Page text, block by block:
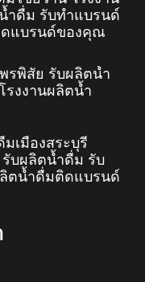
ำดื่ม รับทำแบรนด์
แบรนด์ของคุณ
รพิสัย รับผลิตน้ำ
รงงานผลิตน้ำ
เมืองสระบุรี
บผลิตน้ำดื่ม รับ
ตน้ำดื่มติดแบรนด์